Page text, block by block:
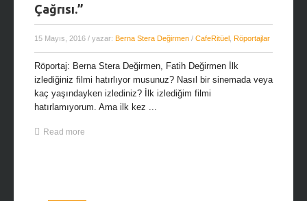
Çağrısı.”
15 Mayıs, 2016 / yazar: Berna Stera Değirmen / CafeRitüel Röportajlar
Röportaj: Berna Stera Değirmen, Fatih Değirmen İlk
izlediğiniz filmi hatırlıyor musunuz? Nasıl bir sinemada veya
kaç yaşındayken izlediniz? İlk izlediğim filmi
hatırlamıyorum. Ama ilk kez ...
Read more